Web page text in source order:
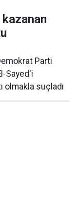
Parti
Sayed'i
olmakla suçladı